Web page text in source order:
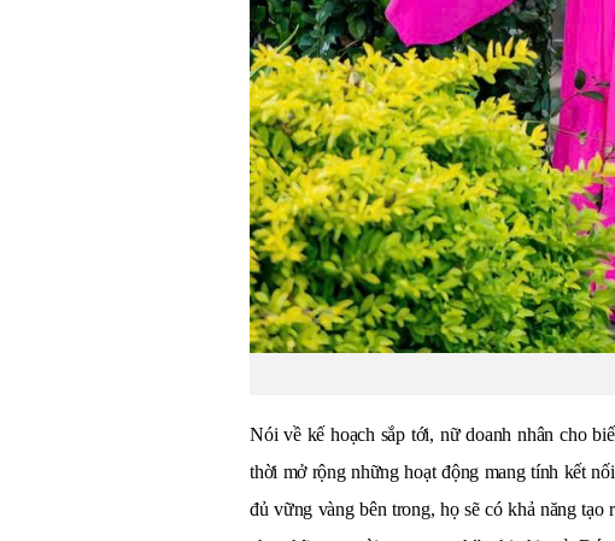
Nói về kế hoạch sắp tới, nữ doanh nhân cho
thời mở rộng những hoạt động mang tính kết
đủ vững vàng bên trong, họ sẽ có khả năng